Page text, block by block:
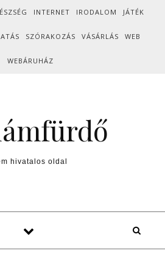
INTERNET IRODALOM JÁTÉK
SZÓRAKOZÁS VÁSÁRLÁS WEB
WEBÁRUHÁZ
hivatalos oldal